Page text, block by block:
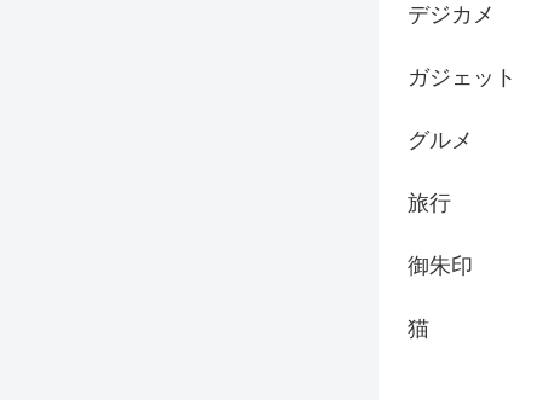
デジカメ
ガジェット
グルメ
旅行
御朱印
猫